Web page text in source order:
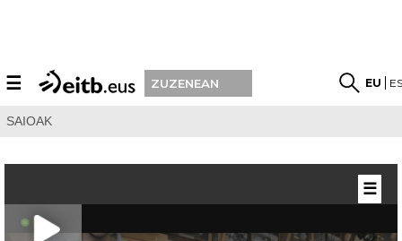
☰ ZUZENEAN EU
SAIOAK
☰